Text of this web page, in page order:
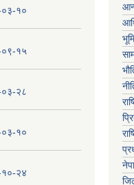
०३-१०
०९-१५
०३-२८
०३-१०
१०-२४